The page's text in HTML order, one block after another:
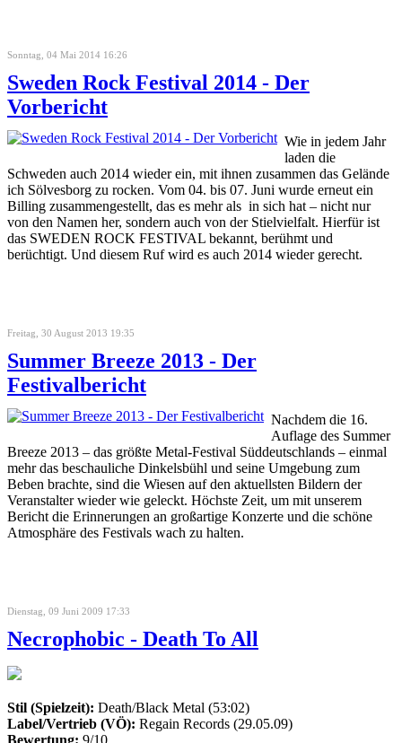
Sonntag, 04 Mai 2014 16:26
Sweden Rock Festival 2014 - Der
Vorbericht
Wie in jedem Jahr
laden die
Schweden auch 2014 wieder ein, mit ihnen zusammen das Gelände
ich Sölvesborg zu rocken. Vom 04. bis 07. Juni wurde erneut ein
Billing zusammengestellt, das es mehr als in sich hat – nicht nur
von den Namen her, sondern auch von der Stielvielfalt. Hierfür ist
das SWEDEN ROCK FESTIVAL bekannt, berühmt und
berüchtigt. Und diesem Ruf wird es auch 2014 wieder gerecht.
Freitag, 30 August 2013 19:35
Summer Breeze 2013 - Der
Festivalbericht
Nachdem die 16.
Auflage des Summer
Breeze 2013 – das größte Metal-Festival Süddeutschlands – einmal
mehr das beschauliche Dinkelsbühl und seine Umgebung zum
Beben brachte, sind die Wiesen auf den aktuellsten Bildern der
Veranstalter wieder wie geleckt. Höchste Zeit, um mit unserem
Bericht die Erinnerungen an großartige Konzerte und die schöne
Atmosphäre des Festivals wach zu halten.
Dienstag, 09 Juni 2009 17:33
Necrophobic - Death To All
Stil (Spielzeit): Death/Black Metal (53:02)
Label/Vertrieb (VÖ): Regain Records (29.05.09)
Bewertung: 9/10